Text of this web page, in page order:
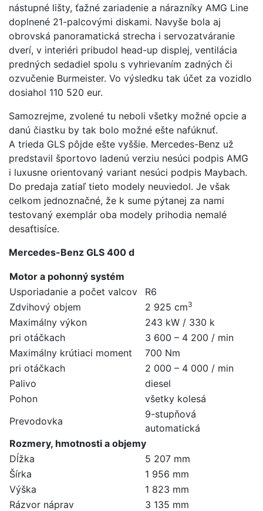
nástupné lišty, ťažné zariadenie a nárazníky AMG Line
doplnené 21-palcovými diskami. Navyše bola aj
obrovská panoramatická strecha i servozatváranie
dverí, v interiéri pribudol head-up displej, ventilácia
predných sedadiel spolu s vyhrievaním zadných či
ozvučenie Burmeister. Vo výsledku tak účet za vozidlo
dosiahol 110 520 eur.
Samozrejme, zvolené tu neboli všetky možné opcie a
danú čiastku by tak bolo možné ešte nafúknuť.
A trieda GLS pôjde ešte vyššie. Mercedes-Benz už
predstavil športovo ladenú verziu nesúci podpis AMG
i luxusne orientovaný variant nesúci podpis Maybach.
Do predaja zatiaľ tieto modely neuviedol. Je však
celkom jednoznačné, že k sume pýtanej za nami
testovaný exemplár oba modely prihodia nemalé
desaťtisíce.
Mercedes-Benz GLS 400 d
Motor a pohonný systém
Usporiadanie a počet valcov
R6
Zdvihový objem
2 925 cm3
Maximálny výkon
243 kW / 330 k
pri otáčkach
3 600 – 4 200 / min
Maximálny krútiaci moment
700 Nm
pri otáčkach
2 000 – 4 000 / min
Palivo
diesel
Pohon
všetky kolesá
Prevodovka
9-stupňová
automatická
Rozmery, hmotnosti a objemy
Dĺžka
5 207 mm
Šírka
1 956 mm
Výška
1 823 mm
Rázvor náprav
3 135 mm